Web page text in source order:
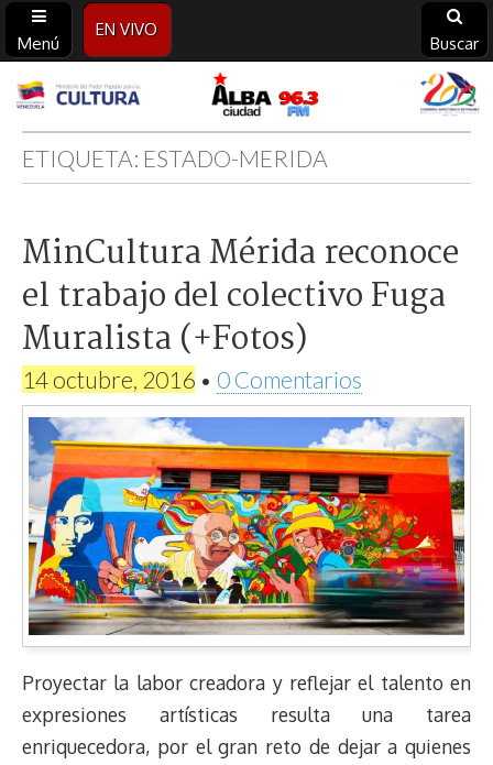
Menú
EN VIVO
Buscar
Alba
Ciudad
96.3
FM
ETIQUETA: ESTADO-MERIDA
MinCultura Mérida reconoce
el trabajo del colectivo Fuga
Muralista (+Fotos)
14 octubre, 2016 • 0 Comentarios
Proyectar la labor creadora y reflejar el talento en
expresiones artísticas resulta una tarea
enriquecedora, por el gran reto de dejar a quienes